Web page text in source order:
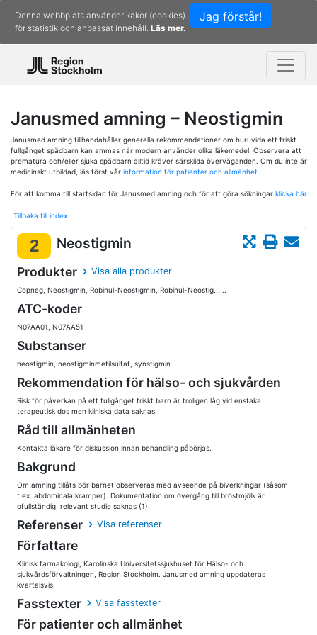
Jag förstår!
Denna webbplats använder kakor (cookies)
för statistik och anpassat innehåll. Läs mer.
Janusmed amning – Neostigmin
Janusmed amning tillhandahåller generella rekommendationer om huruvida ett friskt
fullgånget spädbarn kan ammas när modern använder olika läkemedel. Observera att
prematura och/eller sjuka spädbarn alltid kräver särskilda överväganden. Om du inte är
medicinskt utbildad, läs först vår information för patienter och allmänhet.
För att komma till startsidan för Janusmed amning och för att göra sökningar klicka här.
Tillbaka till index
2 Neostigmin
Produkter Visa alla produkter
Copneg, Neostigmin, Robinul-Neostigmin, Robinul-Neostig......
ATC-koder
N07AA01, N07AA51
Substanser
neostigmin, neostigminmetilsulfat, synstigmin
Rekommendation för hälso- och sjukvården
Risk för påverkan på ett fullgånget friskt barn är troligen låg vid enstaka
terapeutisk dos men kliniska data saknas.
Råd till allmänheten
Kontakta läkare för diskussion innan behandling påbörjas.
Bakgrund
Om amning tillåts bör barnet observeras med avseende på biverkningar (såsom
t.ex. abdominala kramper). Dokumentation om övergång till bröstmjölk är
ofullständig, relevant studie saknas (1).
Referenser Visa referenser
Författare
Klinisk farmakologi, Karolinska Universitetssjukhuset för Hälso- och
sjukvårdsförvaltningen, Region Stockholm. Janusmed amning uppdateras
kvartalsvis.
Fasstexter Visa fasstexter
För patienter och allmänhet